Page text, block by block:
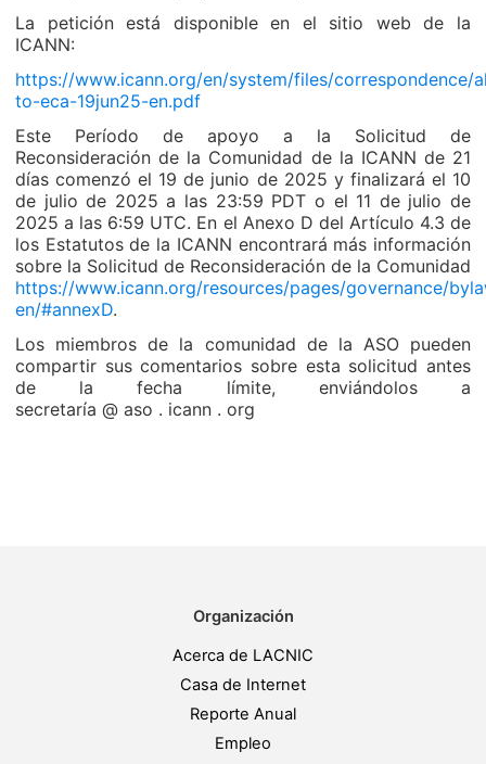
La petición está disponible en el sitio web de la
ICANN:
https://www.icann.org/en/system/files/correspondence/
to-eca-19jun25-en.pdf
Este Período de apoyo a la Solicitud de
Reconsideración de la Comunidad de la ICANN de 21
días comenzó el 19 de junio de 2025 y finalizará el 10
de julio de 2025 a las 23:59 PDT o el 11 de julio de
2025 a las 6:59 UTC. En el Anexo D del Artículo 4.3 de
los Estatutos de la ICANN encontrará más información
sobre la Solicitud de Reconsideración de la Comunidad
https://www.icann.org/resources/pages/governance/
en/#annexD.
Los miembros de la comunidad de la ASO pueden
compartir sus comentarios sobre esta solicitud antes
de la fecha límite, enviándolos a
secretaría @ aso . icann . org
Organización
Acerca de LACNIC
Casa de Internet
Reporte Anual
Empleo